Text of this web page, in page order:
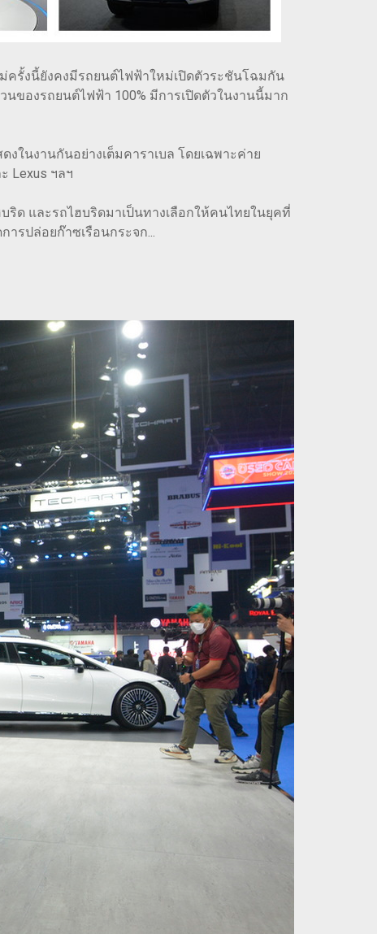
ครั้งนี้ยังคงมีรถยนต์ไฟฟ้าใหม่เปิดตัวระชันโฉมกัน
นของรถยนต์ไฟฟ้า 100% มีการเปิดตัวในงานนี้มาก
นงานกันอย่างเต็มคาราเบล โดยเฉพาะค่าย
Lexus ฯลฯ
ด และรถไฮบริดมาเป็นทางเลือกให้คนไทยในยุคที่
ปล่อยก๊าซเรือนกระจก...